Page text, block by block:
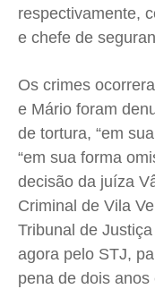
Publicidade Legal
Quem Somos
Expediente
Termos de Uso
Privacidade
Publicidade Legal
Quem Somos
Expediente
Termos de Uso
Privacidade
Publicidade Legal
Quem Somos
Expediente
Termos de Uso
Privacidade
Publicidade Legal
Quem Somos
Expediente
Termos de Uso
Privacidade
respectivamente,
e chefe de
Os crimes
e Mário foram
de tortura, “em
“em sua forma
decisão da juíza
Criminal de Vila
Tribunal de
agora pelo STJ,
pena de dois